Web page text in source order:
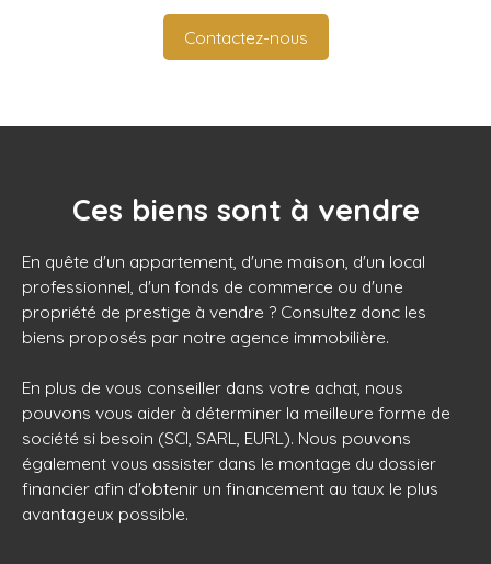
Contactez-nous
Ces biens sont à vendre
En quête d'un appartement, d'une maison, d'un local
professionnel, d'un fonds de commerce ou d'une
propriété de prestige à vendre ? Consultez donc les
biens proposés par notre agence immobilière.
En plus de vous conseiller dans votre achat, nous
pouvons vous aider à déterminer la meilleure forme de
société si besoin (SCI, SARL, EURL). Nous pouvons
également vous assister dans le montage du dossier
financier afin d'obtenir un financement au taux le plus
avantageux possible.